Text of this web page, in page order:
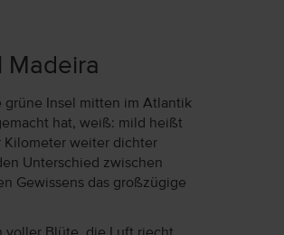
Madeira
grüne Insel mitten im Atlantik
hat, weiß: mild heißt
Kilometer weiter dichter
Unterschied zwischen
Gewissens das großzügige